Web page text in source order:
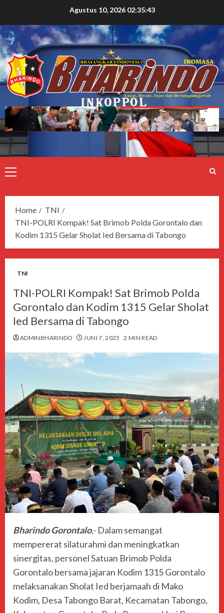
Agustus 10, 2026 02:35:44
Home
TNI
TNI-POLRI Kompak! Sat Brimob Polda Gorontalo dan
Kodim 1315 Gelar Sholat Ied Bersama di Tabongo
TNI
TNI-POLRI Kompak! Sat Brimob Polda
Gorontalo dan Kodim 1315 Gelar Sholat
Ied Bersama di Tabongo
ADMINBHARINDO JUNI 7, 2025 2 MIN READ
Bharindo Gorontalo,- Dalam semangat
mempererat silaturahmi dan meningkatkan
sinergitas, personel Satuan Brimob Polda
Gorontalo bersama jajaran Kodim 1315 Gorontalo
melaksanakan Sholat Ied berjamaah di Mako
Kodim, Desa Tabongo Barat, Kecamatan Tabongo,